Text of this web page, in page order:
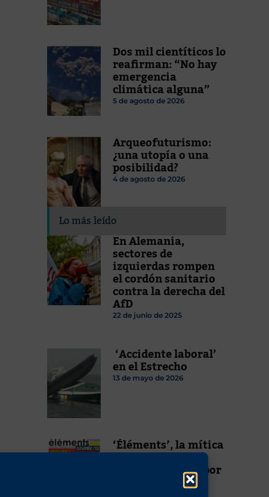
Dos mil cientíticos lo
reafirman: “No hay
emergencia
climática alguna”
5 de agosto de 2026
Arqueofuturismo:
¿una utopía o una
posibilidad?
4 de agosto de 2026
Lo más leído
En Alemania,
sectores de
izquierdas rompen
el cordón sanitario
contra la derecha del
AfD
22 de junio de 2025
‘Accidente laboral’
en el Estrecho
13 de mayo de 2026
‘Éléments’, la mítica
revista de la
Nouvelle Droite, por
fin en español